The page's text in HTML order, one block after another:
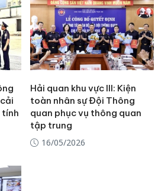
tính
Hải quan khu vực III: Kiện
toàn nhân sự Đội Thông
quan phục vụ thông quan
tập trung
16/05/2026